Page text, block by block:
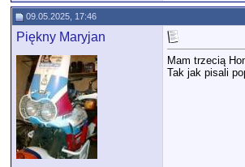
09.05.2025, 17:46
Piękny Maryjan
Mam trzecią
Tak jak pisali